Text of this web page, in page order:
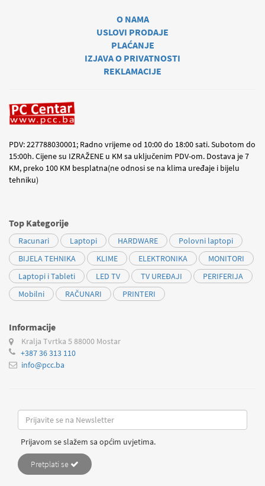
O NAMA
USLOVI PRODAJE
PLAĆANJE
IZJAVA O PRIVATNOSTI
REKLAMACIJE
PDV: 227788030001; Radno vrijeme od 10:00 do 18:00 sati. Subotom do
15:00h. Cijene su IZRAŽENE u KM sa uključenim PDV-om. Dostava je 7
KM, preko 100 KM besplatna(ne odnosi se na klima uređaje i bijelu
tehniku)
Top Kategorije
Racunari Laptopi HARDWARE
Polovni laptopi
BIJELA TEHNIKA
KLIME ELEKTRONIKA
MONITORI
Laptopi i Tableti
LED TV TV UREĐAJI
PERIFERIJA
Mobilni
RAČUNARI PRINTERI
Informacije
Kralja Tvrtka 5 88000 Mostar
+387 36 313 110
info@pcc.ba
Prijavom se slažem sa općim uvjetima.
Pretplati se